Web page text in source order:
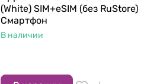
(White) SIM+eSIM (без RuStore)
Смартфон
В наличии